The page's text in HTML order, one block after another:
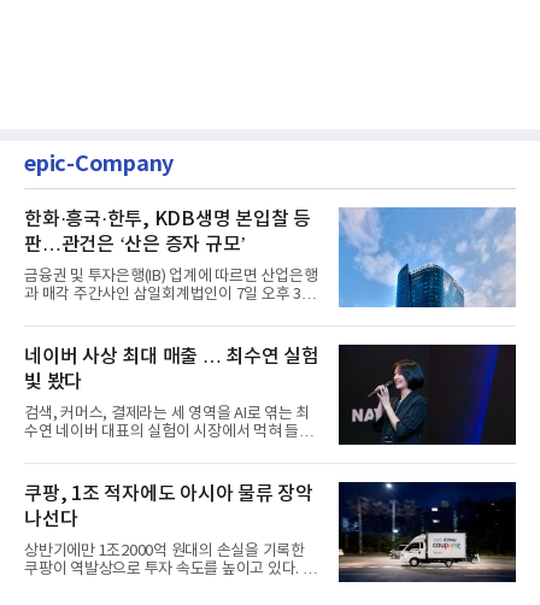
epic-Company
한화·흥국·한투, KDB생명 본입찰 등
판…관건은 ‘산은 증자 규모’
금융권 및 투자은행(IB) 업계에 따르면 산업은행
과 매각 주간사인 삼일회계법인이 7일 오후 3시
네이버 사상 최대 매출 … 최수연 실험
빛 봤다
검색, 커머스, 결제라는 세 영역을 AI로 엮는 최
수연 네이버 대표의 실험이 시장에서 먹혀 들어
쿠팡, 1조 적자에도 아시아 물류 장악
나선다
상반기에만 1조2000억 원대의 손실을 기록한
쿠팡이 역발상으로 투자 속도를 높이고 있다. 이